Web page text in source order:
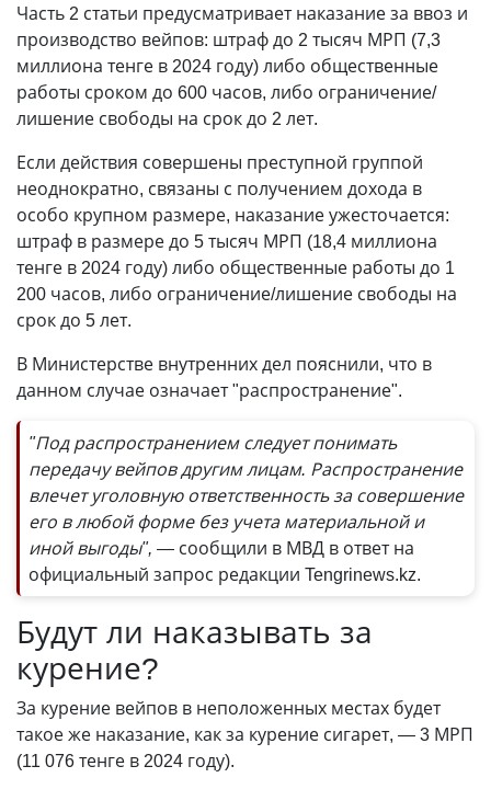
Часть 2 статьи предусматривает наказание за ввоз и
производство вейпов: штраф до 2 тысяч МРП (7,3
миллиона тенге в 2024 году) либо общественные
работы сроком до 600 часов, либо ограничение/
лишение свободы на срок до 2 лет.
Если действия совершены преступной группой
неоднократно, связаны с получением дохода в
особо крупном размере, наказание ужесточается:
штраф в размере до 5 тысяч МРП (18,4 миллиона
тенге в 2024 году) либо общественные работы до 1
200 часов, либо ограничение/лишение свободы на
срок до 5 лет.
В Министерстве внутренних дел пояснили, что в
данном случае означает "распространение".
"Под распространением следует понимать
передачу вейпов другим лицам. Распространение
влечет уголовную ответственность за совершение
его в любой форме без учета материальной и
иной выгоды", — сообщили в МВД в ответ на
официальный запрос редакции Tengrinews.kz.
Будут ли наказывать за
курение?
За курение вейпов в неположенных местах будет
такое же наказание, как за курение сигарет, —3 МРП
(11 076 тенге в 2024 году).